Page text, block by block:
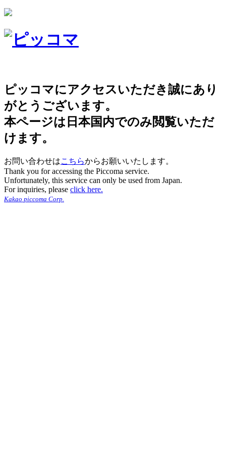
ピッコマにアクセスいただき誠にあり
がとうございます。
本ページは日本国内でのみ閲覧いただ
けます。
お問い合わせはこちらからお願いいたします。
Thank you for accessing the Piccoma service.
Unfortunately, this service can only be used from Japan.
For inquiries, please click here.
Kakao piccoma Corp.